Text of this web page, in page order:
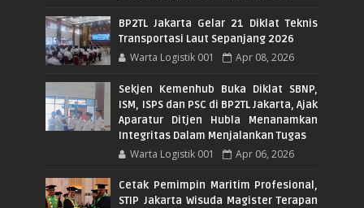
BP2TL Jakarta Gelar 21 Diklat Teknis
Transportasi Laut Sepanjang 2026
Warta Logistik 001 Apr 08, 2026
Sekjen Kemenhub Buka Diklat SBNP,
ISM, ISPS dan PSC di BP2TL Jakarta, Ajak
Aparatur Ditjen Hubla Menanamkan
Integritas Dalam Menjalankan Tugas
Warta Logistik 001 Apr 06, 2026
Cetak Pemimpin Maritim Profesional,
STIP Jakarta Wisuda Magister Terapan